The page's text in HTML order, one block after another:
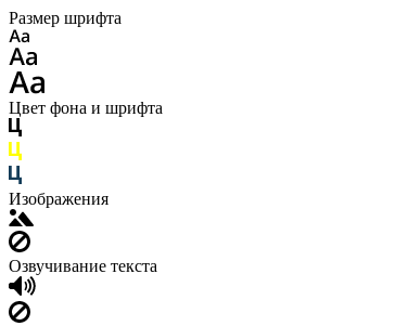
Размер шрифта
Цвет фона и шрифта
Изображения
Озвучивание текста